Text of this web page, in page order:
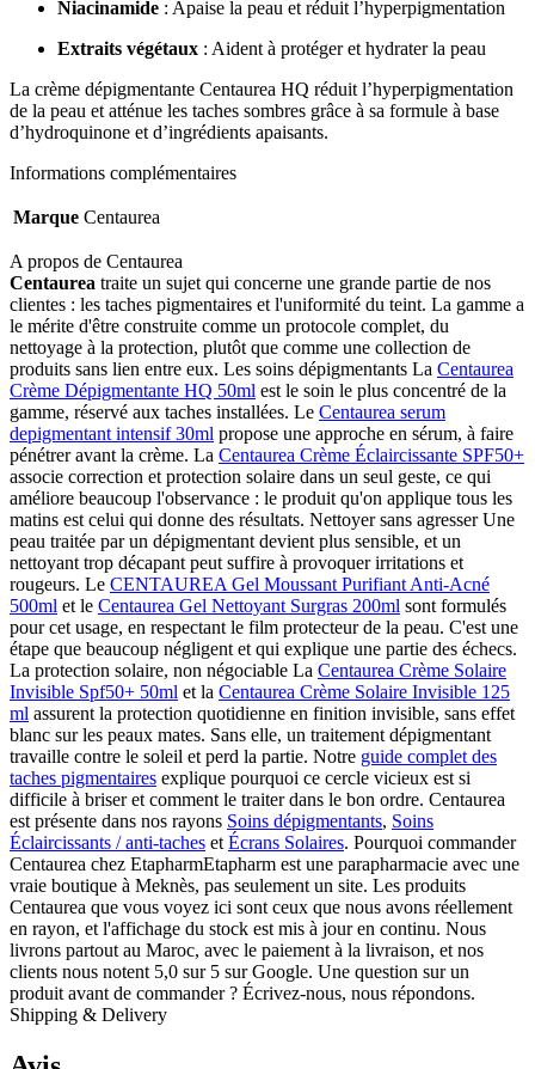
Niacinamide : Apaise la peau et réduit l’hyperpigmentation
Extraits végétaux : Aident à protéger et hydrater la peau
La crème dépigmentante Centaurea HQ réduit l’hyperpigmentation
de la peau et atténue les taches sombres grâce à sa formule à base
d’hydroquinone et d’ingrédients apaisants.
Informations complémentaires
Marque Centaurea
A propos de Centaurea
Centaurea traite un sujet qui concerne une grande partie de nos
clientes : les taches pigmentaires et l'uniformité du teint. La gamme a
le mérite d'être construite comme un protocole complet, du
nettoyage à la protection, plutôt que comme une collection de
produits sans lien entre eux. Les soins dépigmentants La Centaurea
Crème Dépigmentante HQ 50ml est le soin le plus concentré de la
gamme, réservé aux taches installées. Le Centaurea serum
depigmentant intensif 30ml propose une approche en sérum, à faire
pénétrer avant la crème. La Centaurea Crème Éclaircissante SPF50+
associe correction et protection solaire dans un seul geste, ce qui
améliore beaucoup l'observance : le produit qu'on applique tous les
matins est celui qui donne des résultats. Nettoyer sans agresser Une
peau traitée par un dépigmentant devient plus sensible, et un
nettoyant trop décapant peut suffire à provoquer irritations et
rougeurs. Le CENTAUREA Gel Moussant Purifiant Anti-Acné
500ml et le Centaurea Gel Nettoyant Surgras 200ml sont formulés
pour cet usage, en respectant le film protecteur de la peau. C'est une
étape que beaucoup négligent et qui explique une partie des échecs.
La protection solaire, non négociable La Centaurea Crème Solaire
Invisible Spf50+ 50ml et la Centaurea Crème Solaire Invisible 125
ml assurent la protection quotidienne en finition invisible, sans effet
blanc sur les peaux mates. Sans elle, un traitement dépigmentant
travaille contre le soleil et perd la partie. Notre guide complet des
taches pigmentaires explique pourquoi ce cercle vicieux est si
difficile à briser et comment le traiter dans le bon ordre. Centaurea
est présente dans nos rayons Soins dépigmentants, Soins
Éclaircissants / anti-taches et Écrans Solaires. Pourquoi commander
Centaurea chez EtapharmEtapharm est une parapharmacie avec une
vraie boutique à Meknès, pas seulement un site. Les produits
Centaurea que vous voyez ici sont ceux que nous avons réellement
en rayon, et l'affichage du stock est mis à jour en continu. Nous
livrons partout au Maroc, avec le paiement à la livraison, et nos
clients nous notent 5,0 sur 5 sur Google. Une question sur un
produit avant de commander ? Écrivez-nous, nous répondons.
Shipping & Delivery